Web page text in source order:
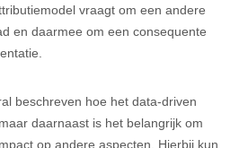
vraagt om een andere
en daarmee om een consequente
beschreven hoe het data-driven
daarnaast is het belangrijk om
op andere aspecten. Hierbij kun